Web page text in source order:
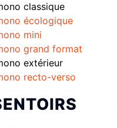
classique
écologique
mini
grand format
extérieur
recto-verso